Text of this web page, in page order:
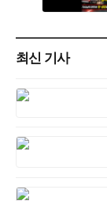
최신 기사